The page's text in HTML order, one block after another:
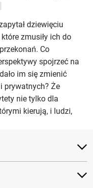
dziewięciu
zmusiły ich do
Co
spojrzeć na
im się zmienić
prywatnych? Że
nie tylko dla
kierują, i ludzi,